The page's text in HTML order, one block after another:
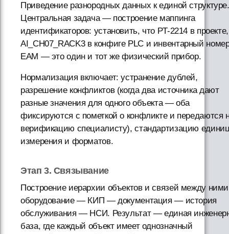
Приведение разнородных данных к единой структуре.
Центральная задача — построение маппинга
идентификаторов: установить, что PT-2214 в проекте,
AI_CH07_RACK3 в конфиге PLC и инвентарный
EAM — это один и тот же физический прибор.
Нормализация включает: устранение дублей,
разрешение конфликтов (когда два источника дают
разные значения для одного объекта — оба
фиксируются с пометкой о конфликте и передаются
верификацию специалисту), стандартизацию
измерения и форматов.
Этап 3. Связывание
Построение иерархии объектов и связей между
оборудование — КИП — документация — история
обслуживания — НСИ. Результат — единая
база, где каждый объект имеет однозначный